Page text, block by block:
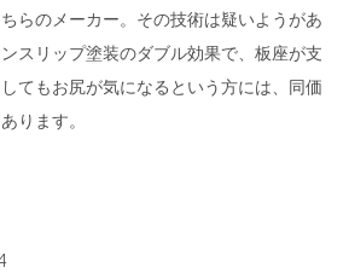
らのメーカー。その技術は疑いようがあ
スリップ塗装のダブル効果で、板座が支
てもお尻が気になるという方には、同価
ります。